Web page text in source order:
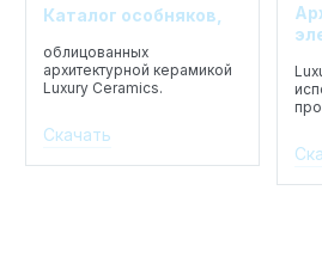
Каталог особняков,
облицованных
архитектурной керамикой
Luxury Ceramics.
Скачать